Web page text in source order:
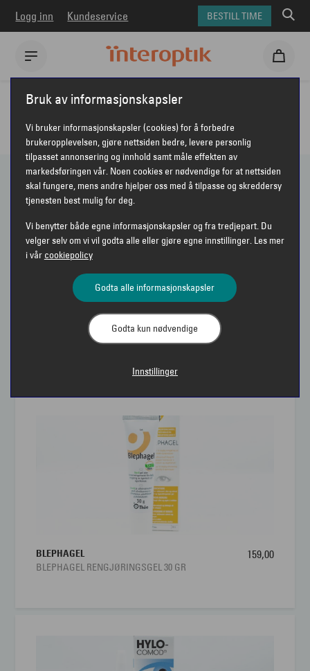
Logg inn Kundeservice BESTILL TIME
Interoptik Øyehelseprodukter
ØYEHELSEPRODUKTER
9 PRODUKTER
Vis bare nyheter
Sorter etter Anbefalt
VIS FILTER
å gi dine øyne skånsom og effektiv pleie. I vårt
sortiment finner du blant annet øyedråper mot tørre
øyne, smørende øyegel og våtservietter til
øyelokksrengjøring. Øyehelseprodukter kan brukes til
å lindra irritasjon og ubehag ved flere øyetilstander. I
våre butikker møter du offentlig autoriserte optikere
med høy faglig kompetanse, som kan anbefale riktige
medarbeidere kan hjelpe deg med produkter enten
BLEPHAGEL
BLEPHAGEL RENGJØRINGSGEL 30 GR
159,00
Bruk av informasjonskapsler
Vi bruker informasjonskapsler (cookies) for å forbedre
brukeropplevelsen, gjøre nettsiden bedre, levere personlig
tilpasset annonsering og innhold samt måle effekten av
markedsføringen vår. Noen cookies er nødvendige for at nettsiden
skal fungere, mens andre hjelper oss med å tilpasse og skreddersy
tjenesten best mulig for deg.
Vi benytter både egne informasjonskapsler og fra tredjepart. Du
velger selv om vi vil godta alle eller gjøre egne innstillinger. Les mer
i vår cookiepolicy
Godta alle informasjonskapsler
Godta kun nødvendige
Innstillinger